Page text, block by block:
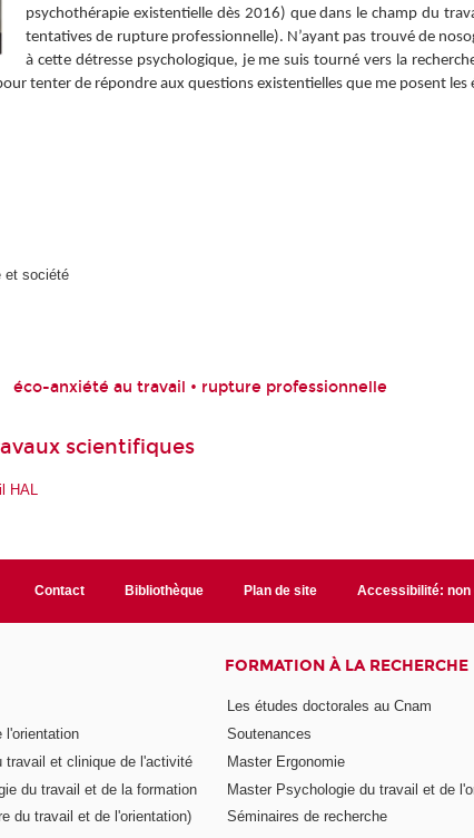
psychothérapie existentielle dès 2016) que dans le champ du
tentatives de rupture professionnelle). N’ayant pas trouvé de
à cette détresse psychologique, je me suis tourné vers la
tenter de répondre aux questions existentielles que me posent les
et société
éco-anxiété au travail • rupture professionnelle
scientifiques
HAL
Contact Bibliothèque Plan de site Accessibilité: non
l'orientation
travail et clinique de l'activité
du travail et de la formation
du travail et de l'orientation)
FORMATION À LA RECHERCHE
Les études doctorales au Cnam
Soutenances
Master Ergonomie
Master Psychologie du travail et de
Séminaires de recherche